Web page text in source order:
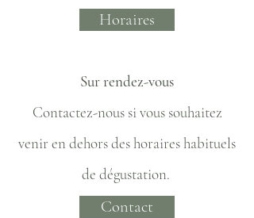
Horaires
Sur rendez-vous
Contactez-nous si vous souhaitez
venir en dehors des horaires habituels
de dégustation.
Contact